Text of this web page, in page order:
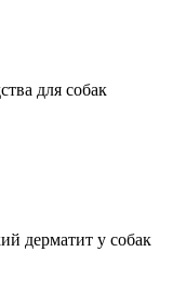
для собак
дерматит у собак